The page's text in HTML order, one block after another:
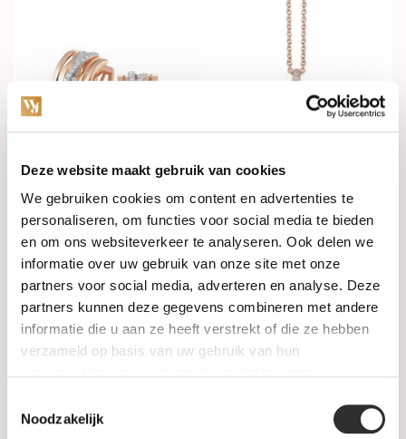
Deze website maakt gebruik van cookies
We gebruiken cookies om content en advertenties te
personaliseren, om functies voor social media te bieden
en om ons websiteverkeer te analyseren. Ook delen we
informatie over uw gebruik van onze site met onze
partners voor social media, adverteren en analyse. Deze
partners kunnen deze gegevens combineren met andere
informatie die u aan ze heeft verstrekt of die ze hebben
verzameld op basis van uw gebruik van hun
Noodzakelijk
18k Roségoud met diamant
NE424R
€4.990,00
18k Roségoud met diamant
NP719WR
€1.960,00